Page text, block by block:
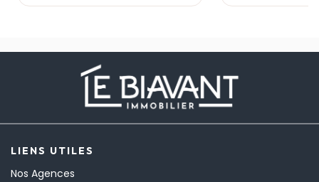
LIENS UTILES
Nos Agences